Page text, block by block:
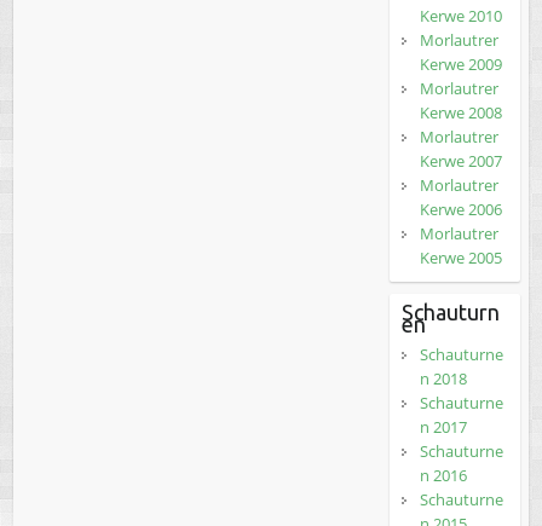
Kerwe 2010
Morlautrer
Kerwe 2009
Morlautrer
Kerwe 2008
Morlautrer
Kerwe 2007
Morlautrer
Kerwe 2006
Morlautrer
Kerwe 2005
Schauturn
en
Schauturne
n 2018
Schauturne
n 2017
Schauturne
n 2016
Schauturne